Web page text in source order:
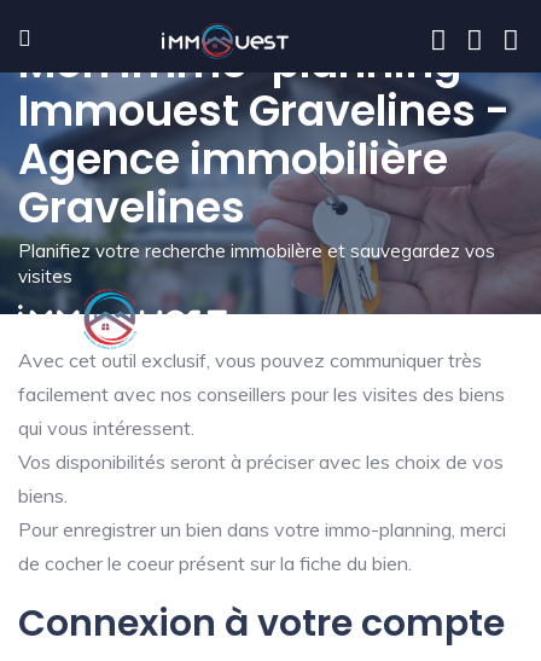
Mon immo-planning -
Immouest Gravelines -
Agence immobilière
Gravelines
Planifiez votre recherche immobilère et sauvegardez vos
visites
Avec cet outil exclusif, vous pouvez communiquer très
facilement avec nos conseillers pour les visites des biens
qui vous intéressent.
Vos disponibilités seront à préciser avec les choix de vos
biens.
Pour enregistrer un bien dans votre immo-planning, merci
de cocher le coeur présent sur la fiche du bien.
Connexion à votre compte